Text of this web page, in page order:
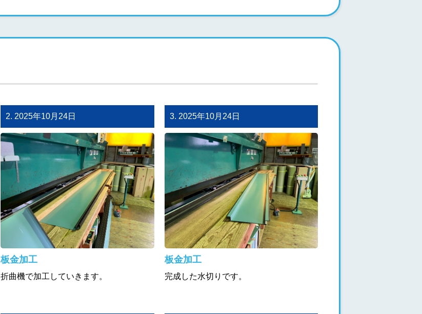
2. 2025年10月24日
板金加工
折曲機で加工していきます。
3. 2025年10月24日
板金加工
完成した水切りです。